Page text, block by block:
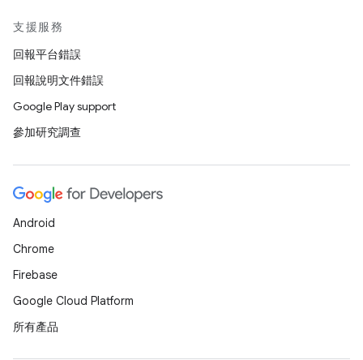
支援服務
回報平台錯誤
回報說明文件錯誤
Google Play support
參加研究調查
Android
Chrome
Firebase
Google Cloud Platform
所有產品